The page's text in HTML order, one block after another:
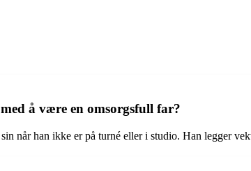
å være en omsorgsfull far?
når han ikke er på turné eller i studio. Han legger